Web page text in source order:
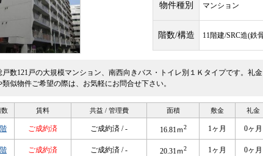
物件種別 マンション
階数/構造 11階建/SRC造(鉄
戸数121戸の大規模マンション、南西向きバス・トイレ別１Ｋタイプです。礼
類似物件ご希望の際は、お気軽にお問合せ下さい。
数 賃料 共益 / 管理費 面積 敷金 礼金
ご成約済 ご成約済 / - 16.81ｍ2 1ヶ月 0ヶ月
ご成約済 ご成約済 / - 20.31ｍ2 1ヶ月 0ヶ月